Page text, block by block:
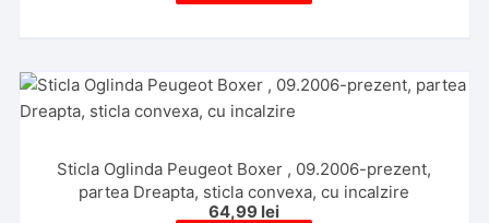
Sticla Oglinda Peugeot Boxer , 09.2006-prezent,
partea Dreapta, sticla convexa, cu incalzire
64,99 lei